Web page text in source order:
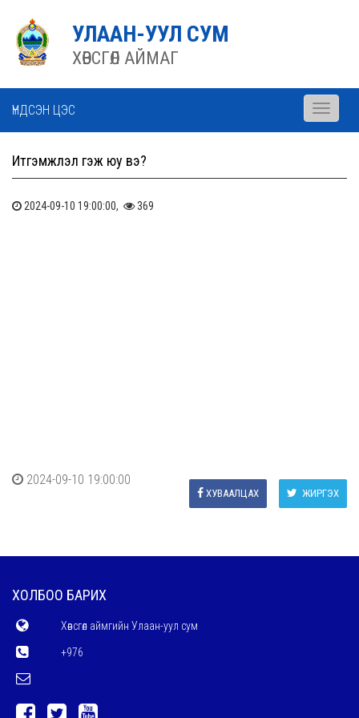
УЛААН-УУЛ СУМ
ХӨВСГӨЛ АЙМАГ
ҮНДСЭН ЦЭС
Toggle
Итгэмжлэл гэж юу вэ?
2024-09-10 19:00:00, 369
2024-09-10 19:00:00
ЖИРГЭХ
ХУВААЛЦАХ
ХОЛБОО БАРИХ
Хөвсгөл аймгийн Улаан-уул сум
+976